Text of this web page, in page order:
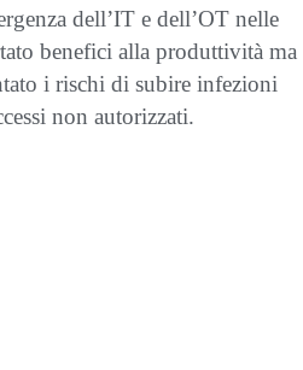
dell’IT e dell’OT nelle
benefici alla produttività ma
i rischi di subire infezioni
non autorizzati.